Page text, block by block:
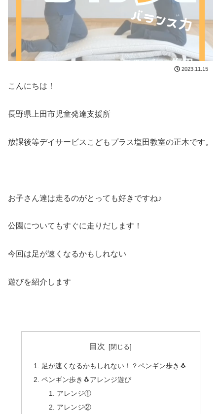
2023.11.15
こんにちは！
長野県上田市児童発達支援所
放課後等デイサービスこどもプラス塩田教室の正木です。
お子さん達は走るのがとっても好きですね♪
公園についてもすぐに走りだします！
今回は足が速くなるかもしれない
遊びを紹介します
目次
足が速くなるかもしれない！？ペンギン歩き🐧
ペンギン歩き🐧アレンジ遊び
アレンジ①
アレンジ②